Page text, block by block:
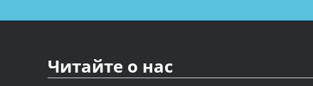
Читайте о нас